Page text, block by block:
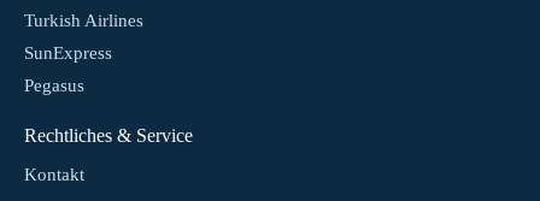
Turkish Airlines
SunExpress
Pegasus
Rechtliches & Service
Kontakt